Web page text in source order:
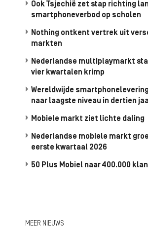
Ook Tsjechië zet stap richting
smartphoneverbod op scholen
Nothing ontkent vertrek uit
markten
Nederlandse multiplaymarkt
vier kwartalen krimp
Wereldwijde
naar laagste niveau in dertien
Mobiele markt ziet lichte daling
Nederlandse mobiele markt
eerste kwartaal 2026
50 Plus Mobiel naar 400.000
MEER NIEUWS